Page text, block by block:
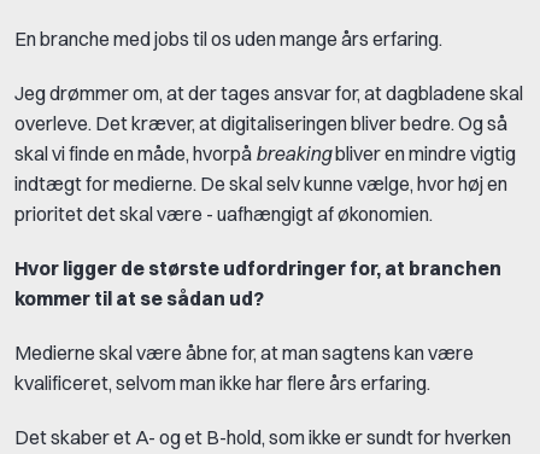
En branche med jobs til os uden mange års erfaring.
Jeg drømmer om, at der tages ansvar for, at dagbladene skal
overleve. Det kræver, at digitaliseringen bliver bedre. Og så
skal vi finde en måde, hvorpå breakingbliver en mindre vigtig
indtægt for medierne. De skal selv kunne vælge, hvor høj en
prioritet det skal være - uafhængigt af økonomien.
Hvor ligger de største udfordringer for, at branchen
kommer til at se sådan ud?
Medierne skal være åbne for, at man sagtens kan være
kvalificeret, selvom man ikke har flere års erfaring.
Det skaber et A- og et B-hold, som ikke er sundt for hverken